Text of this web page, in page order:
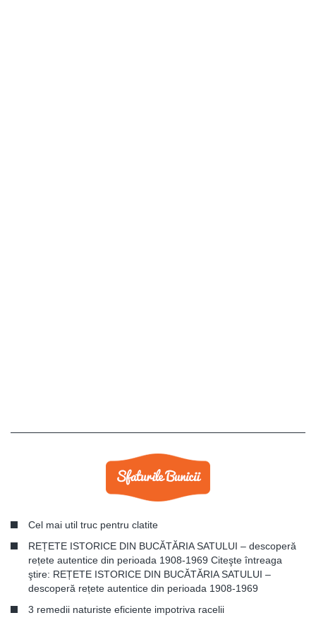
Cel mai util truc pentru clatite
REȚETE ISTORICE DIN BUCĂTĂRIA SATULUI – descoperă
rețete autentice din perioada 1908-1969 Citeşte întreaga
ştire: REȚETE ISTORICE DIN BUCĂTĂRIA SATULUI –
descoperă rețete autentice din perioada 1908-1969
3 remedii naturiste eficiente impotriva racelii